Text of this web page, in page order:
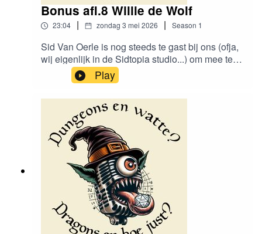
Bonus afl.8 Willie de Wolf
23:04 | zondag 3 mei 2026 | Season 1
Sid Van Oerle is nog steeds te gast bij ons (ofja,
wij eigenlijk in de Sidtopia studio...) om mee te
brainstormen in deze bonus aflevering, waarbij
we elke keer een bekend film/game/... personage
in een D&D jasje steken!Vind ons
hier:https://www.instagram.com/dungeonsenwatt
e/www.dungeonsenwatte.be
Play